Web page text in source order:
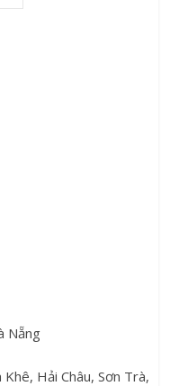
Nẵng
Hải Châu, Sơn Trà,